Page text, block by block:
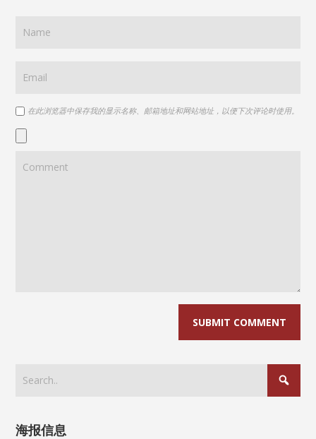
在此浏览器中保存我的显示名称、邮箱地址和网站地址，以便下次评论时使用。
海报信息